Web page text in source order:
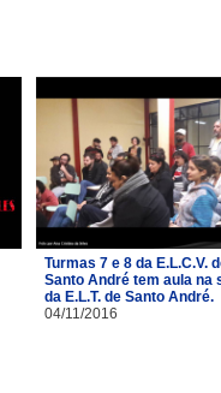
Turmas 7 e 8 da E.L.C.V.
Santo André tem aula na
da E.L.T. de Santo André.
04/11/2016